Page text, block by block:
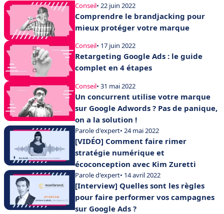
Conseil• 22 juin 2022
Comprendre le brandjacking pour
mieux protéger votre marque
Conseil• 17 juin 2022
Retargeting Google Ads : le guide
complet en 4 étapes
Conseil• 31 mai 2022
Un concurrent utilise votre marque
sur Google Adwords ? Pas de panique,
on a la solution !
Parole d'expert• 24 mai 2022
[VIDÉO] Comment faire rimer
stratégie numérique et
écoconception avec Kim Zuretti
Parole d'expert• 14 avril 2022
[Interview] Quelles sont les règles
pour faire performer vos campagnes
sur Google Ads ?